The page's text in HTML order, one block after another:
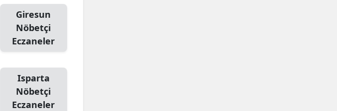
Giresun
Nöbetçi
Eczaneler
Isparta
Nöbetçi
Eczaneler